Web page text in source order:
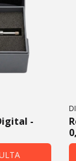
-